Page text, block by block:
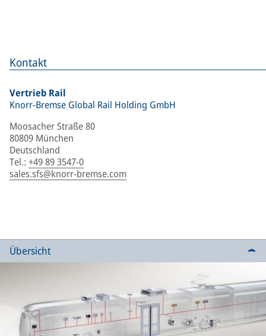
Kontakt
Vertrieb Rail
Knorr-Bremse Global Rail Holding GmbH
Moosacher Straße 80
80809 München
Deutschland
Tel.: +49 89 3547-0
sales.sfs@knorr-bremse.com
Übersicht